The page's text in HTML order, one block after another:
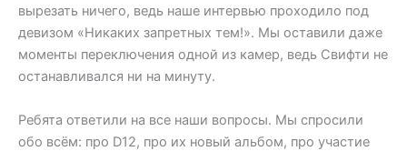
вырезать ничего, ведь наше интервью проходило под
девизом «Никаких запретных тем!». Мы оставили даже
моменты переключения одной из камер, ведь Свифти не
останавливался ни на минуту.
Ребята ответили на все наши вопросы. Мы спросили
обо всём: про D12, про их новый альбом, про участие